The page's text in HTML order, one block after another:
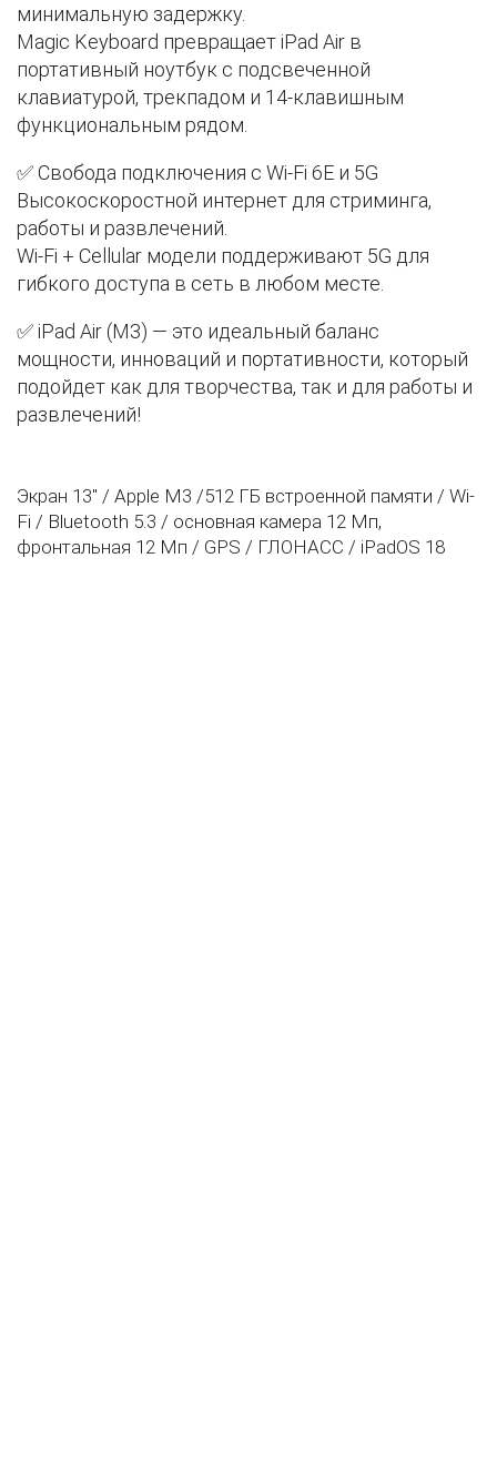
минимальную задержку.
Magic Keyboard превращает iPad Air в
портативный ноутбук с подсвеченной
клавиатурой, трекпадом и 14-клавишным
функциональным рядом.
✅ Свобода подключения с Wi-Fi 6E и 5G
Высокоскоростной интернет для стриминга,
работы и развлечений.
Wi-Fi + Cellular модели поддерживают 5G для
гибкого доступа в сеть в любом месте.
✅ iPad Air (M3) — это идеальный баланс
мощности, инноваций и портативности, который
подойдет как для творчества, так и для работы и
развлечений!
Экран 13" / Apple M3 /512 ГБ встроенной памяти / Wi-
Fi / Bluetooth 5.3 / основная камера 12 Мп,
фронтальная 12 Мп / GPS / ГЛОНАСС / iPadOS 18